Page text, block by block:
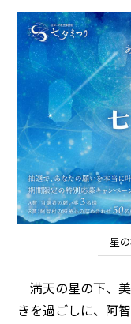
星
満天の星の下、
きを過ごしに、阿